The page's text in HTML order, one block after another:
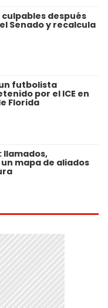
culpables después
Senado y recalcula
futbolista
por el ICE en
Florida
llamados,
mapa de aliados